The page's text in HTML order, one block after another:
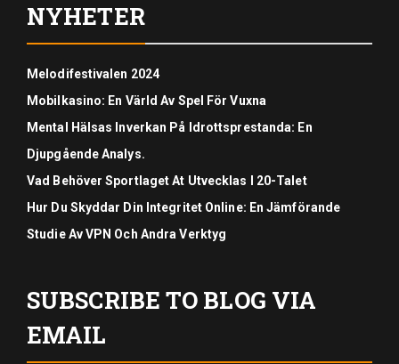
NYHETER
Melodifestivalen 2024
Mobilkasino: En Värld Av Spel För Vuxna
Mental Hälsas Inverkan På Idrottsprestanda: En
Djupgående Analys.
Vad Behöver Sportlaget At Utvecklas I 20-Talet
Hur Du Skyddar Din Integritet Online: En Jämförande
Studie Av VPN Och Andra Verktyg
SUBSCRIBE TO BLOG VIA
EMAIL